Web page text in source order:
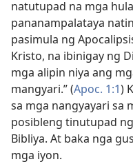
natutupad na mga
pananampalataya
pasimula ng
Kristo, na ibinigay ng
mga alipin niya ang
mangyari.” (Apoc. 1:1)
sa mga nangyayari sa
posibleng tinutupad
Bibliya. At baka nga
mga iyon.